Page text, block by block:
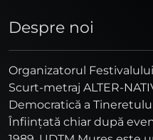
Despre noi
Organizatorul
Scurt-metraj ALTER-
Democratică a
Înfiinţată chiar după